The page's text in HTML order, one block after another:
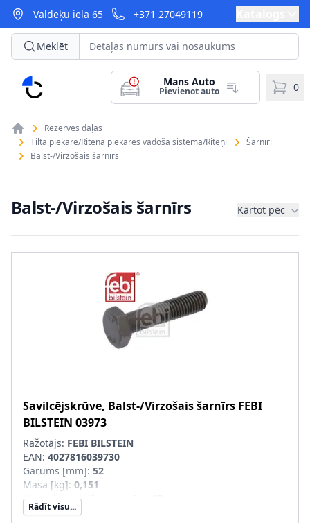
Valdeķu iela 65 +371 27049119
CarParts
Meklēt
Mans Auto
Pievienot auto 0
Rezerves daļas
Tilta piekare/Riteņa piekares vadošā sistēma/Riteņi
Šarnīri
Balst-/Virzošais šarnīrs
Balst-/Virzošais šarnīrs Kārtot pēc
Savilcējskrūve, Balst-/Virzošais šarnīrs FEBI
BILSTEIN 03973
Ražotājs: FEBI BILSTEIN
EAN: 4027816039730
Garums [mm]: 52
Masa [kg]: 0,151
Uzgriežņu atslēgas izmērs
Skrūves galvas-/Uzgriežņa profils
Rādīt visu...